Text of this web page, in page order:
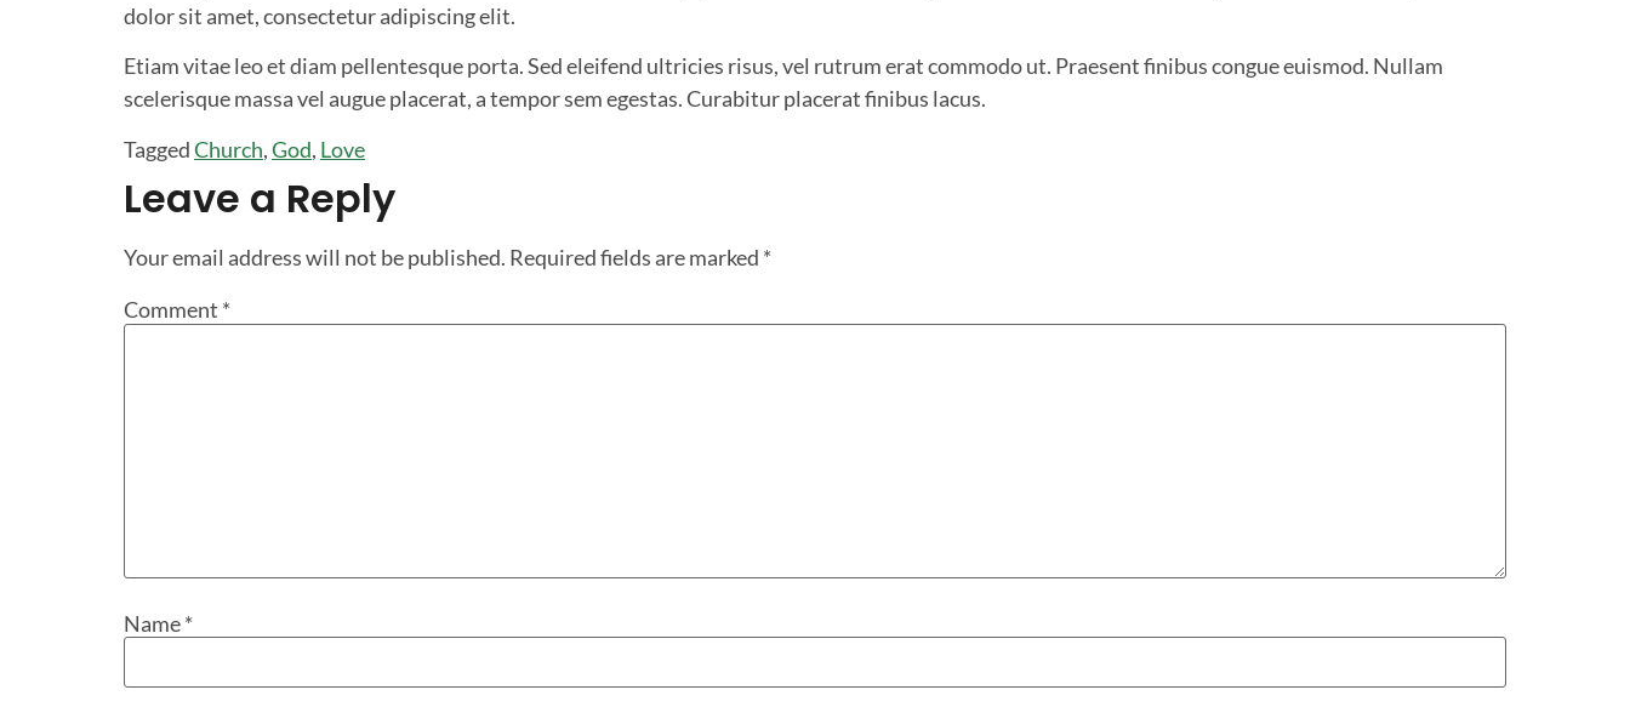
dolor sit amet, consectetur adipiscing elit.
Etiam vitae leo et diam pellentesque porta. Sed eleifend ultricies risus, vel rutrum erat commodo ut. Praesent finibus congue euismod. Nullam
scelerisque massa vel augue placerat, a tempor sem egestas. Curabitur placerat finibus lacus.
TaggedChurch,God, Love
Leave a Reply
Your email address will not be published. Required fields are marked *
Comment *
Name*